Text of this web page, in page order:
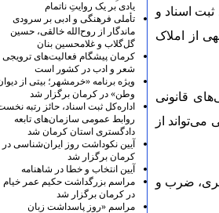
اسناد و
از املاک
قانونی
از
ضرب و
یادی بر یک روایتِ ناتمام
تأملی فرهنگی و ادبی بر سرودی
ماندگار از روح‌الله خالقی، حسین
گل‌گلاب و غلامحسین بنان
کرمان پیشگام فعالیت‌های ترویجی
شعر و ادب در کشور است
ویژه برنامه «خرمشهر؛ بیتی از
وطن» در کرمان برگزار شد
اداره‌کل ثبت اسناد، حائز رتبه
روابط عمومی سازمان‌های تابعه
دادگستری استان کرمان شد
آیین نکوداشت روز ایران‌شناسی در
کرمان برگزار شد
آیین انتخاب و خطا در شاهنامه
مراسم بزرگداشت حکیم عمر خیام
در کرمان برگزار شد
مراسم «روز پاسداشت زبان